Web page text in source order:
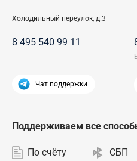
Холодильный переулок, д.3
8 495 540 99 11
Чат поддержки
Поддерживаем все
По счёту СБП